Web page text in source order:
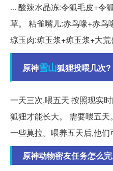
... 酸辣水晶冻:令狐毛皮+令
草。 粘雀嘴儿:赤鸟喙+赤鸟
琼玉肉:琼玉浆+琼玉浆+大荒
原神雪山狐狸投喂几次?
一天三次,喂五天 按照现实
狐狸才能长大。 需要喂五
一些莫拉。喂养五天后,他们
原神动物密友任务怎么